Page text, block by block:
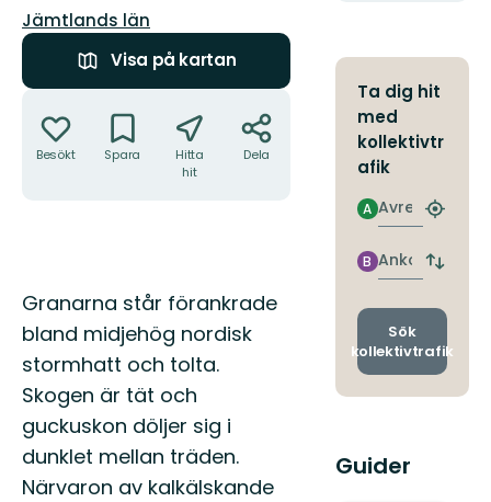
Län:
Jämtlands län
Visa på kartan
Besökt Spara
Hitta
hit
Dela
Beskrivning
Granarna står förankrade
bland midjehög nordisk
stormhatt och tolta.
Skogen är tät och
guckuskon döljer sig i
dunklet mellan träden.
Närvaron av kalkälskande
Ta dig hit
med
kollektivtr
afik
Avresa
A
Hitta
Ankomst
B
Byt
och
Sök
kollektivtrafik
Guider